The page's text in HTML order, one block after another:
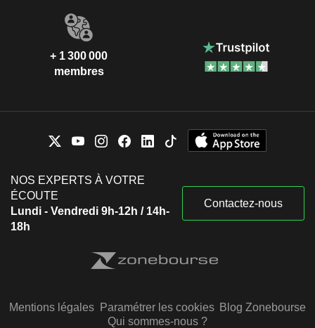
+ 1 300 000
membres
NOS EXPERTS À VOTRE
ÉCOUTE
Lundi - Vendredi 9h-12h / 14h-
18h
Contactez-nous
Mentions légales Paramétrer les cookies Blog Zonebourse
Qui sommes-nous ?